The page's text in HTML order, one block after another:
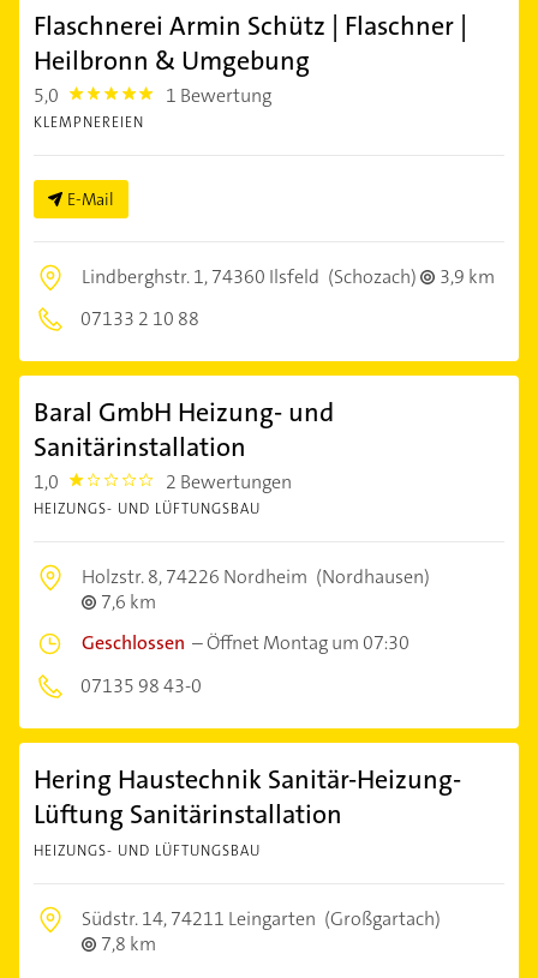
Flaschnerei Armin Schütz | Flaschner |
Heilbronn & Umgebung
5,0 5.0 1 Bewertung
KLEMPNEREIEN
E-Mail
Lindberghstr. 1,74360 Ilsfeld (Schozach)
3,9 km
07133 2 10 88
Baral GmbH Heizung- und
Sanitärinstallation
1,0 1.0 2 Bewertungen
HEIZUNGS- UND LÜFTUNGSBAU
Holzstr. 8,74226 Nordheim (Nordhausen)
7,6 km
Geschlossen –Öffnet Montag um 07:30
07135 98 43-0
Hering Haustechnik Sanitär-Heizung-
Lüftung Sanitärinstallation
HEIZUNGS- UND LÜFTUNGSBAU
Südstr. 14,74211 Leingarten (Großgartach)
7,8 km